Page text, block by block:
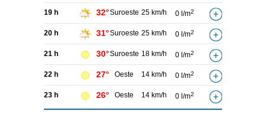
19 h 32°Suroeste 25 km/h 0 l/m2
20 h 31°Suroeste 25 km/h 0 l/m2
21 h 30°Suroeste 18 km/h 0 l/m2
22 h 27° Oeste 14 km/h 0 l/m2
23 h 26° Oeste 14 km/h 0 l/m2